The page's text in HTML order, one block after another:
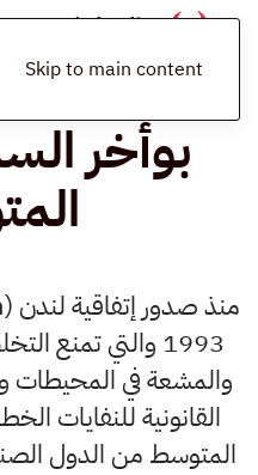
Skip to main content
بوأخر
1993 والتي تمنع
والمشعة في المحيطات
القانونية للنفايات
المتوسط من الدول